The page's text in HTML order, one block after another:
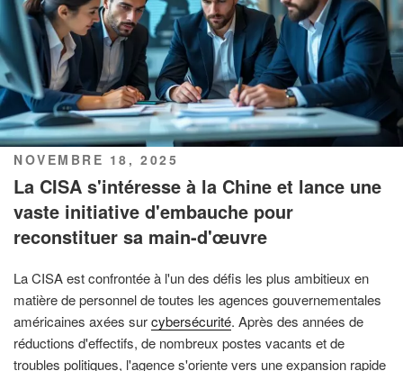
PUBLIÉ
LE
NOVEMBRE 18, 2025
La CISA s'intéresse à la Chine et lance une
vaste initiative d'embauche pour
reconstituer sa main-d'œuvre
La CISA est confrontée à l'un des défis les plus ambitieux en
matière de personnel de toutes les agences gouvernementales
américaines axées surcybersécurité. Après des années de
réductions d'effectifs, de nombreux postes vacants et de
troubles politiques, l'agence s'oriente vers une expansion rapide